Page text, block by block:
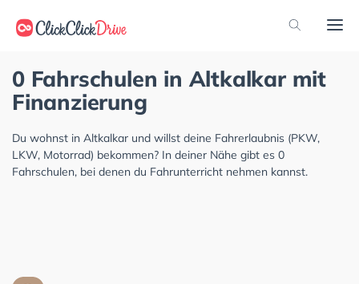
0 Fahrschulen in Altkalkar mit
Finanzierung
Du wohnst in Altkalkar und willst deine Fahrerlaubnis (PKW,
LKW, Motorrad) bekommen? In deiner Nähe gibt es 0
Fahrschulen, bei denen du Fahrunterricht nehmen kannst.